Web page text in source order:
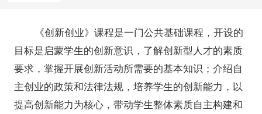
《创新创业》课程是一门公共基础课程，开设的
目标是启蒙学生的创新意识，了解创新型人才的素质
要求，掌握开展创新活动所需要的基本知识；介绍自
主创业的政策和法律法规，培养学生的创新能力，以
提高创新能力为核心，带动学生整体素质自主构建和